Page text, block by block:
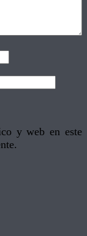
y web en este